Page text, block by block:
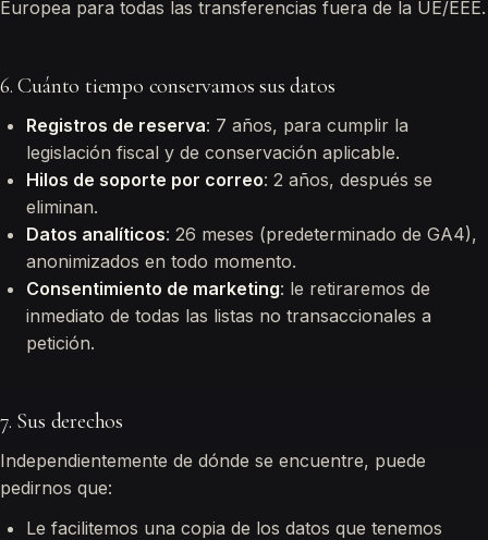
Europea para todas las transferencias fuera de la UE/EEE.
6. Cuánto tiempo conservamos sus datos
Registros de reserva: 7 años, para cumplir la
legislación fiscal y de conservación aplicable.
Hilos de soporte por correo: 2 años, después se
eliminan.
Datos analíticos: 26 meses (predeterminado de GA4),
anonimizados en todo momento.
Consentimiento de marketing: le retiraremos de
inmediato de todas las listas no transaccionales a
petición.
7. Sus derechos
Independientemente de dónde se encuentre, puede
pedirnos que:
Le facilitemos una copia de los datos que tenemos